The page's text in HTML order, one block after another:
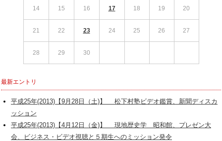
14 15 16 17 18 19 20
21 22 23 24 25 26 27
28 29 30
最新エントリ
平成25年(2013)【9月28日（土)】 松下村塾ビデオ鑑賞、新聞ディスカ
ッション
平成25年(2013)【4月12日（金)】 現地歴史学 昭和館、プレゼン大
会、ビジネス・ビデオ視聴と５期生へのミッション発令